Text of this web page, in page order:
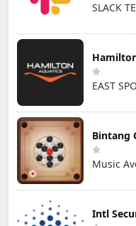
SLACK
Bintang
Music
Intl